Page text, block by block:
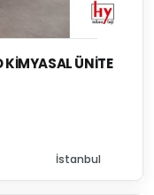
KIMYASAL ÜNITE
İstanbul